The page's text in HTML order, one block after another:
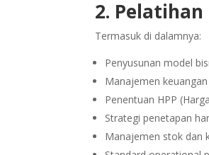
2.
Termasuk di dalamnya:
Penyusunan model
Manajemen
Penentuan HPP
Strategi penetapan
Manajemen stok dan